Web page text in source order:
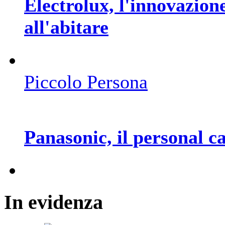
Electrolux,
all'abitare
Piccolo Persona
Panasonic, il personal
In evidenza